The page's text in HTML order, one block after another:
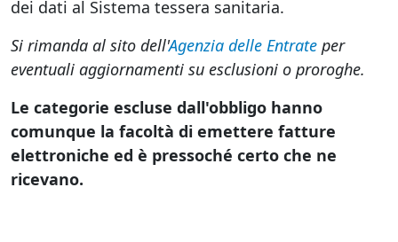
dei dati al Sistema tessera sanitaria.
Si rimanda al sito dell'Agenzia delle Entrate per
eventuali aggiornamenti su esclusioni o proroghe.
Le categorie escluse dall'obbligo hanno
comunque la facoltà di emettere fatture
elettroniche ed è pressoché certo che ne
ricevano.